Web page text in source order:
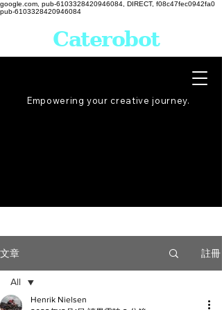
google.com, pub-6103328420946084, DIRECT, f08c47fec0942fa0
pub-6103328420946084
Empowering your creative journey.
Caterobot
文章 註冊
All
Henrik Nielsen